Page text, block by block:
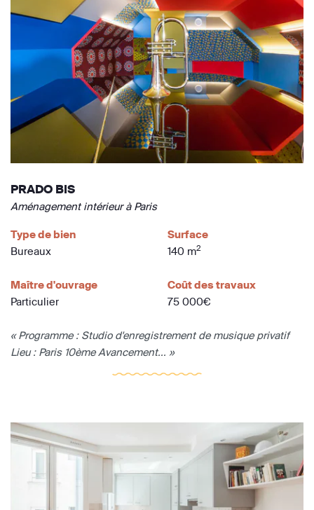
PRADO BIS
Aménagement intérieur à Paris
Type de bien
Bureaux
Surface
140 m2
Maître d'ouvrage
Particulier
Coût des travaux
75 000€
« Programme : Studio d'enregistrement de musique privatif
Lieu : Paris 10ème Avancement... »